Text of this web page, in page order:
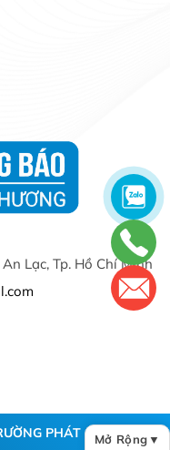
Lạc, Tp. Hồ Chí Minh
PHÁT Mở Rộng▼